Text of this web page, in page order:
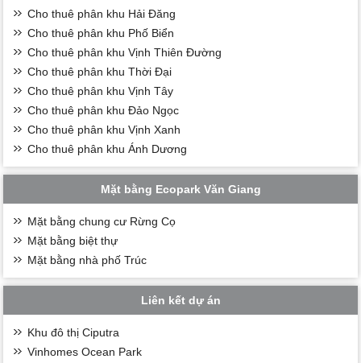
Cho thuê phân khu Hải Đăng
Cho thuê phân khu Phố Biển
Cho thuê phân khu Vịnh Thiên Đường
Cho thuê phân khu Thời Đại
Cho thuê phân khu Vịnh Tây
Cho thuê phân khu Đảo Ngọc
Cho thuê phân khu Vịnh Xanh
Cho thuê phân khu Ánh Dương
Mặt bằng Ecopark Văn Giang
Mặt bằng chung cư Rừng Cọ
Mặt bằng biệt thự
Mặt bằng nhà phố Trúc
Liên kết dự án
Khu đô thị Ciputra
Vinhomes Ocean Park